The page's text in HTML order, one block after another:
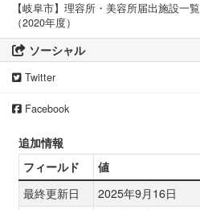
【岐阜市】理容所・美容所届出施設一覧
（2020年度）
ソーシャル
Twitter
Facebook
追加情報
フィールド
値
最終更新日
2025年9月16日